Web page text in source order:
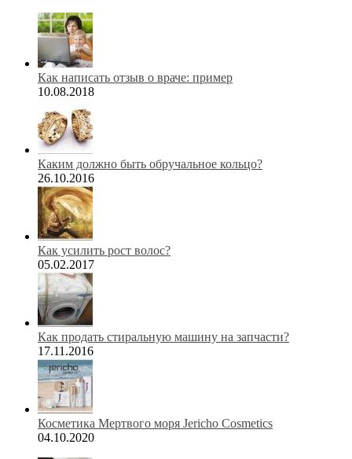
Как написать отзыв о враче: пример
10.08.2018
Каким должно быть обручальное кольцо?
26.10.2016
Как усилить рост волос?
05.02.2017
Как продать стиральную машину на запчасти?
17.11.2016
Косметика Мертвого моря Jericho Cosmetics
04.10.2020